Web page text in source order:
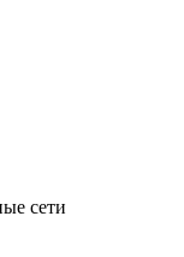
сети